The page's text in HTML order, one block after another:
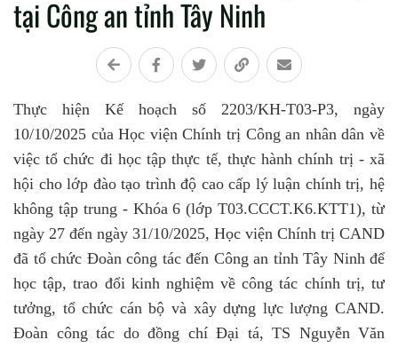
tại Công an tỉnh Tây Ninh
Thực hiện Kế hoạch số 2203/KH-T03-P3, ngày
10/10/2025 của Học viện Chính trị Công an nhân dân về
việc tổ chức đi học tập thực tế, thực hành chính trị - xã
hội cho lớp đào tạo trình độ cao cấp lý luận chính trị, hệ
không tập trung - Khóa 6 (lớp T03.CCCT.K6.KTT1), từ
ngày 27 đến ngày 31/10/2025, Học viện Chính trị CAND
đã tổ chức Đoàn công tác đến Công an tỉnh Tây Ninh để
học tập, trao đổi kinh nghiệm về công tác chính trị, tư
tưởng, tổ chức cán bộ và xây dựng lực lượng CAND.
Đoàn công tác do đồng chí Đại tá, TS Nguyễn Văn